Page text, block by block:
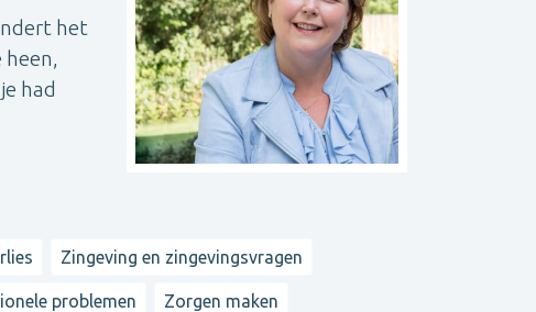
het
had
Zingeving en zingevingsvragen
problemen Zorgen maken